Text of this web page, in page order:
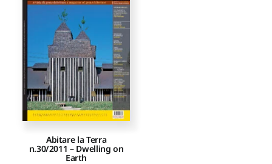
Proposte di pubblicazione
Gangemi Editore
Newsletter
Abitare la Terra
n.30/2011 – Dwelling on
Earth